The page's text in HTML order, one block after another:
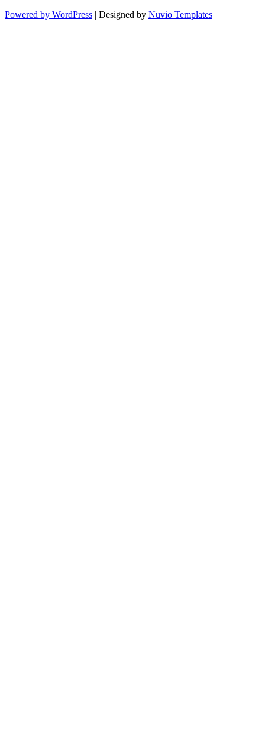
Powered by WordPress | Designed by Nuvio Templates